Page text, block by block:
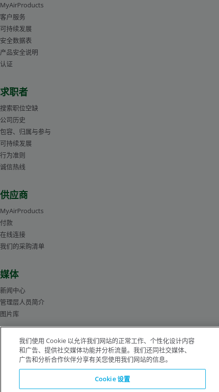
MyAirProducts
客户服务
可持续发展
安全数据表
产品安全说明
认证
求职者
搜索职位空缺
公司历史
包容、归属与参与
可持续发展
行为准则
诚信热线
供应商
MyAirProducts
付款
在线连接
我们的采购清单
媒体
新闻中心
管理层人员简介
图片库
沪ICP备19019974号-2
版权所有©1996-2026 空气化工产品有限公司（ Air Products and Chemicals, Inc.）
保留所有权利。
法律公告 隐私声明 Cookie 通知
我们使用 Cookie 以允许我们网站的正常工作、个性化设计内容
和广告、提供社交媒体功能并分析流量。我们还同社交媒体、
广告和分析合作伙伴分享有关您使用我们网站的信息。
Cookie 设置